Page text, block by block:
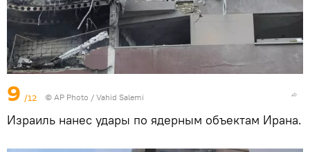
9 /12 © AP Photo / Vahid Salemi
Израиль нанес удары по ядерным объектам Ирана.